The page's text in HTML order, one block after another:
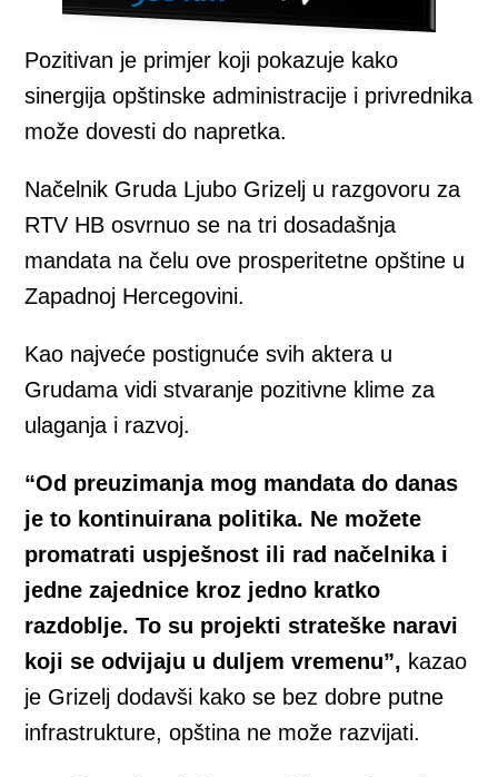
Pozitivan je primjer koji pokazuje kako
sinergija opštinske administracije i privrednika
može dovesti do napretka.
Načelnik Gruda Ljubo Grizelj u razgovoru za
RTV HB osvrnuo se na tri dosadašnja
mandata na čelu ove prosperitetne opštine u
Zapadnoj Hercegovini.
Kao najveće postignuće svih aktera u
Grudama vidi stvaranje pozitivne klime za
ulaganja i razvoj.
“Od preuzimanja mog mandata do danas
je to kontinuirana politika. Ne možete
promatrati uspješnost ili rad načelnika i
jedne zajednice kroz jedno kratko
razdoblje. To su projekti strateške naravi
koji se odvijaju u duljem vremenu”, kazao
je Grizelj dodavši kako se bez dobre putne
infrastrukture, opština ne može razvijati.